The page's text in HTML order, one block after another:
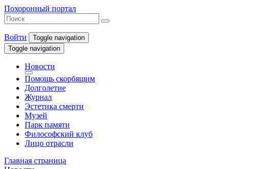
Похоронный портал
Войти
Toggle navigation
Toggle navigation
Новости
Помощь скорбящим
Долголетие
Журнал
Эстетика смерти
Музей
Парк памяти
Философский клуб
Лицо отрасли
Главная страница